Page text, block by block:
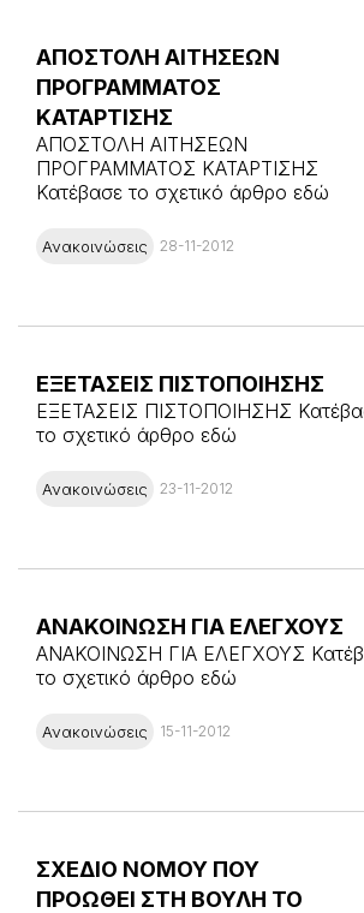
ΑΠΟΣΤΟΛΗ ΑΙΤΗΣΕΩΝ
ΠΡΟΓΡΑΜΜΑΤΟΣ
ΚΑΤΑΡΤΙΣΗΣ
ΑΠΟΣΤΟΛΗ ΑΙΤΗΣΕΩΝ
ΠΡΟΓΡΑΜΜΑΤΟΣ ΚΑΤΑΡΤΙΣΗΣ
Κατέβασε το σχετικό άρθρο εδώ
Ανακοινώσεις 28-11-2012
ΕΞΕΤΑΣΕΙΣ ΠΙΣΤΟΠΟΙΗΣΗΣ
ΕΞΕΤΑΣΕΙΣ ΠΙΣΤΟΠΟΙΗΣΗΣ
το σχετικό άρθρο εδώ
Ανακοινώσεις 23-11-2012
ΑΝΑΚΟΙΝΩΣΗ ΓΙΑ ΕΛΕΓΧΟΥΣ
ΑΝΑΚΟΙΝΩΣΗ ΓΙΑ ΕΛΕΓΧΟΥΣ
το σχετικό άρθρο εδώ
Ανακοινώσεις 15-11-2012
ΣΧΕΔΙΟ ΝΟΜΟΥ ΠΟΥ
ΠΡΟΩΘΕΙ ΣΤΗ ΒΟΥΛΗ ΤΟ